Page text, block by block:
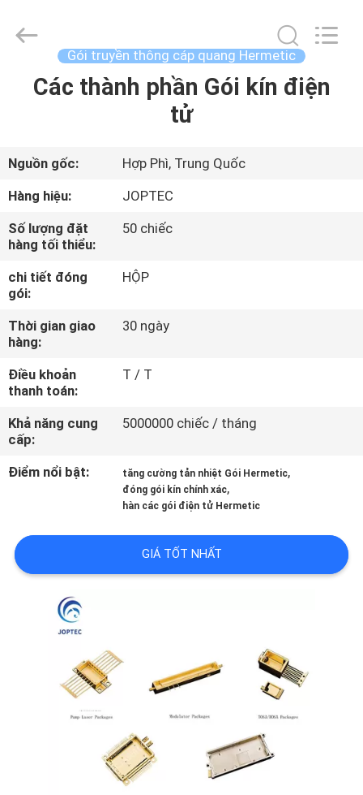
NHÀ
PHẨM
VỀ
CHÚNG
TÔI
THAM
QUAN
NHÀ
KIỂM
LƯỢNG
Rights
Gói truyền thông cáp quang Hermetic
Các thành phần Gói kín điện
tử
Nguồn gốc:
Hợp Phì, Trung Quốc
Hàng hiệu:
JOPTEC
Số lượng đặt
hàng tối thiểu:
50 chiếc
chi tiết đóng
gói:
HỘP
Thời gian giao
hàng:
30 ngày
Điều khoản
thanh toán:
T / T
Khả năng cung
cấp:
5000000 chiếc / tháng
Điểm nổi bật: tăng cường tản nhiệt Gói Hermetic,
đóng gói kín chính xác,
hàn các gói điện tử Hermetic
GIÁ TỐT NHẤT